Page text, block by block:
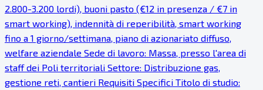
2.800-3.200 lordi), buoni pasto (€12 in presenza / €7 in
smart working), indennità di reperibilità, smart working
fino a 1 giorno/settimana, piano di azionariato diffuso,
welfare aziendale Sede di lavoro: Massa, presso l'area di
staff dei Poli territoriali Settore: Distribuzione gas,
gestione reti, cantieri Requisiti Specifici Titolo di studio: